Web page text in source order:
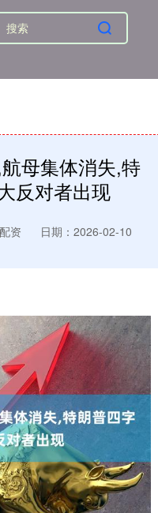
母集体消失,特
反对者出现
资
日期：2026-02-10